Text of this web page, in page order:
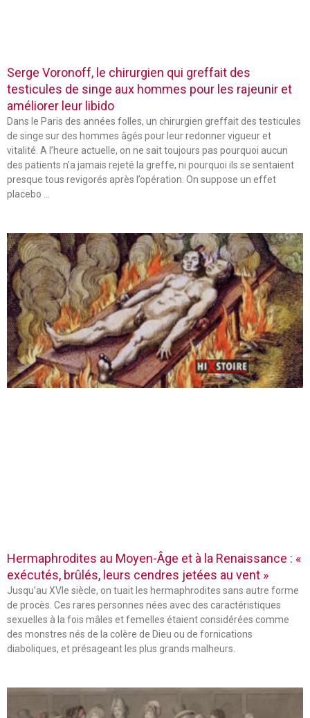
Serge Voronoff, le chirurgien qui greffait des
testicules de singe aux hommes pour les rajeunir et
améliorer leur libido
Dans le Paris des années folles, un chirurgien greffait des testicules
de singe sur des hommes âgés pour leur redonner vigueur et
vitalité. A l’heure actuelle, on ne sait toujours pas pourquoi aucun
des patients n’a jamais rejeté la greffe, ni pourquoi ils se sentaient
presque tous revigorés après l’opération. On suppose un effet
placebo …
Hermaphrodites au Moyen-Âge et à la Renaissance : «
exécutés, brûlés, leurs cendres jetées au vent »
Jusqu’au XVIe siècle, on tuait les hermaphrodites sans autre forme
de procès. Ces rares personnes nées avec des caractéristiques
sexuelles à la fois mâles et femelles étaient considérées comme
des monstres nés de la colère de Dieu ou de fornications
diaboliques, et présageant les plus grands malheurs.